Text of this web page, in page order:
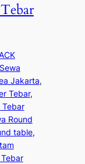
Jakarta
Tebar
Tebar
Round
table